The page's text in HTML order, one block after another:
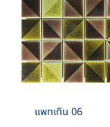
แพทเทิน 06